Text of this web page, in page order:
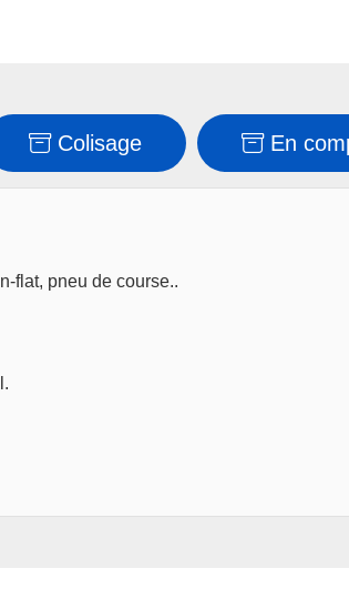
Colisage En
flat, pneu de course..